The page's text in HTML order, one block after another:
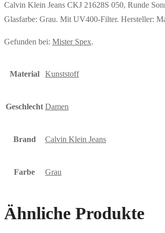
Calvin Klein Jeans CKJ 21628S 050, Runde
Glasfarbe: Grau. Mit UV400-Filter. Hersteller:
Gefunden bei: Mister Spex.
Material Kunststoff
Geschlecht Damen
Brand Calvin Klein Jeans
Farbe Grau
Ähnliche Produkte